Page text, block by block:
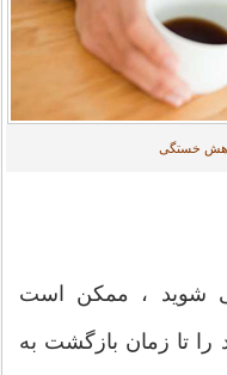
خستگی
شوید ، ممکن است
را تا زمان بازگشت به